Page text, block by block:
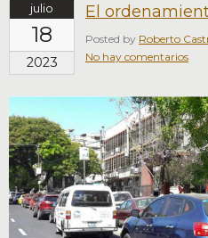
julio
18
2023
El
Posted by Roberto
No hay comentarios